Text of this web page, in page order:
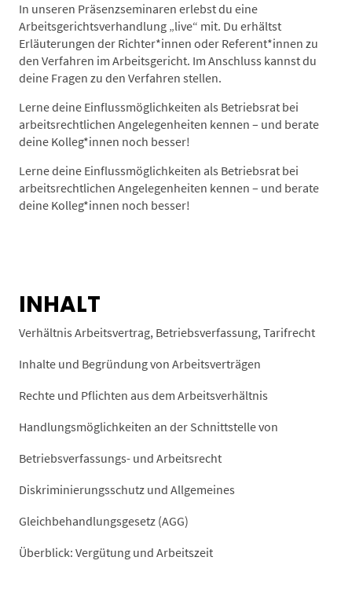
In unseren Präsenzseminaren erlebst du eine
Arbeitsgerichtsverhandlung „live“ mit. Du erhältst
Erläuterungen der Richter*innen oder Referent*innen zu
den Verfahren im Arbeitsgericht. Im Anschluss kannst du
deine Fragen zu den Verfahren stellen.
Lerne deine Einflussmöglichkeiten als Betriebsrat bei
arbeitsrechtlichen Angelegenheiten kennen – und berate
deine Kolleg*innen noch besser!
Lerne deine Einflussmöglichkeiten als Betriebsrat bei
arbeitsrechtlichen Angelegenheiten kennen – und berate
deine Kolleg*innen noch besser!
INHALT
Verhältnis Arbeitsvertrag, Betriebsverfassung, Tarifrecht
Inhalte und Begründung von Arbeitsverträgen
Rechte und Pflichten aus dem Arbeitsverhältnis
Handlungsmöglichkeiten an der Schnittstelle von
Betriebsverfassungs- und Arbeitsrecht
Diskriminierungsschutz und Allgemeines
Gleichbehandlungsgesetz (AGG)
Überblick: Vergütung und Arbeitszeit